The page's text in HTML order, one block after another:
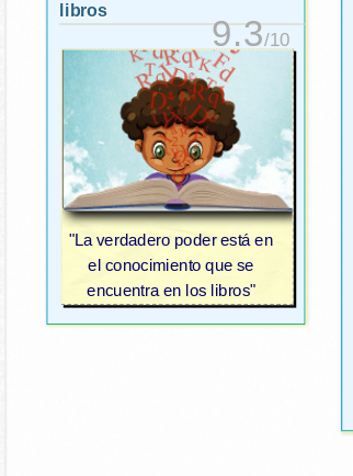
libros
9.3/10
"La verdadero poder está en
el conocimiento que se
encuentra en los libros"